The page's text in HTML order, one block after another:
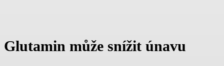
Glutamin může snížit únavu